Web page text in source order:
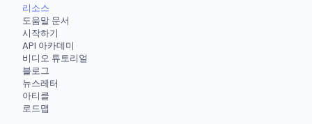
리소스
도움말 문서
시작하기
API 아카데미
비디오 튜토리얼
블로그
뉴스레터
아티클
로드맵